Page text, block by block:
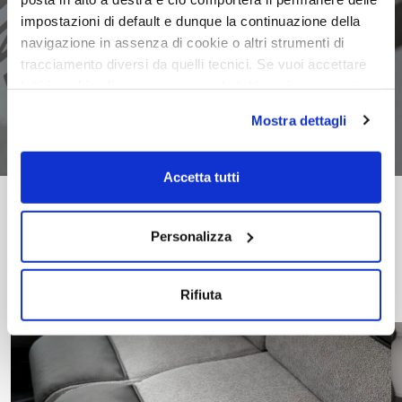
impostazioni di default e dunque la continuazione della
navigazione in assenza di cookie o altri strumenti di
tracciamento diversi da quelli tecnici. Se vuoi accettare
su acconsento selezionati. Se vuoi saperne di più clicca
qui. Cliccando sul tasto "Acconsento" permetti l'utilizzo
Mostra dettagli
Accetta tutti
Personalizza
Rifiuta
Tappezzerie